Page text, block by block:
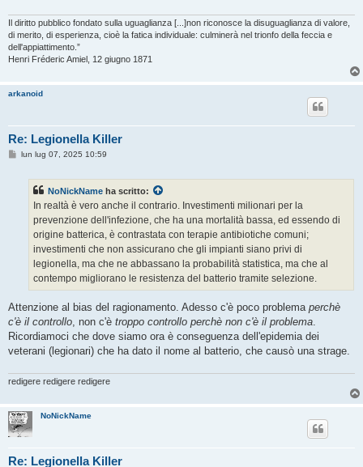
Il diritto pubblico fondato sulla uguaglianza [...]non riconosce la disuguaglianza di valore,
di merito, di esperienza, cioè la fatica individuale: culminerà nel trionfo della feccia e
dell'appiattimento.”
Henri Fréderic Amiel, 12 giugno 1871
arkanoid
Re: Legionella Killer
Mlun lug 07, 2025 10:59
NoNickName ha scritto:
In realtà è vero anche il contrario. Investimenti milionari per la
prevenzione dell'infezione, che ha una mortalità bassa, ed essendo di
origine batterica, è contrastata con terapie antibiotiche comuni;
investimenti che non assicurano che gli impianti siano privi di
legionella, ma che ne abbassano la probabilità statistica, ma che al
contempo migliorano le resistenza del batterio tramite selezione.
Attenzione al bias del ragionamento. Adesso c'è poco problema perchè
c'è il controllo, non c'è troppo controllo perchè non c'è il problema.
Ricordiamoci che dove siamo ora è conseguenza dell'epidemia dei
veterani (legionari) che ha dato il nome al batterio, che causò una strage.
redigere redigere redigere
NoNickName
Re: Legionella Killer